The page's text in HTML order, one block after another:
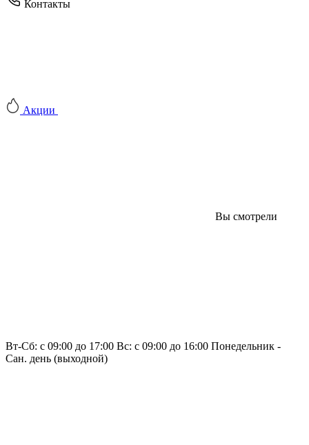
Контакты
Акции
Вы смотрели
Вт-Сб: с 09:00 до 17:00 Вс: с 09:00 до 16:00 Понедельник -
Сан. день (выходной)